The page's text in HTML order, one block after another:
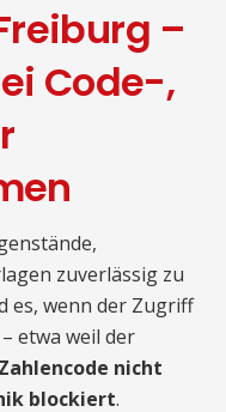
–
Code-,
zuverlässig zu
es, wenn der Zugriff
etwa weil der
Zahlencode nicht
blockiert.